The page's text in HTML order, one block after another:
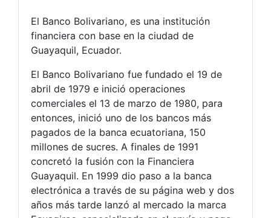
El Banco Bolivariano, es una institución
financiera con base en la ciudad de
Guayaquil, Ecuador.
El Banco Bolivariano fue fundado el 19 de
abril de 1979 e inició operaciones
comerciales el 13 de marzo de 1980, para
entonces, inició uno de los bancos más
pagados de la banca ecuatoriana, 150
millones de sucres. A finales de 1991
concretó la fusión con la Financiera
Guayaquil.​ En 1999 dio paso a la banca
electrónica a través de su página web y dos
años más tarde lanzó al mercado la marca